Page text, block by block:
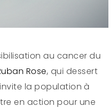
au cancer du
Rose, qui dessert
la population à
en action pour une